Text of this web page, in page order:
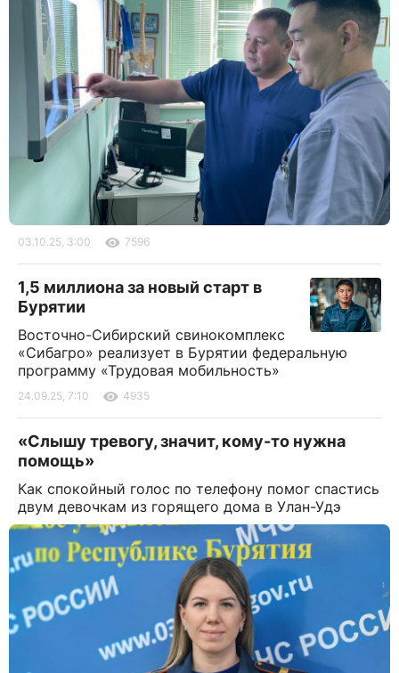
03.10.25, 3:00 7596
1,5 миллиона за новый старт в
Бурятии
Восточно-Сибирский свинокомплекс
«Сибагро» реализует в Бурятии федеральную
программу «Трудовая мобильность»
24.09.25, 7:10 4935
«Слышу тревогу, значит, кому-то нужна
помощь»
Как спокойный голос по телефону помог спастись
двум девочкам из горящего дома в Улан-Удэ